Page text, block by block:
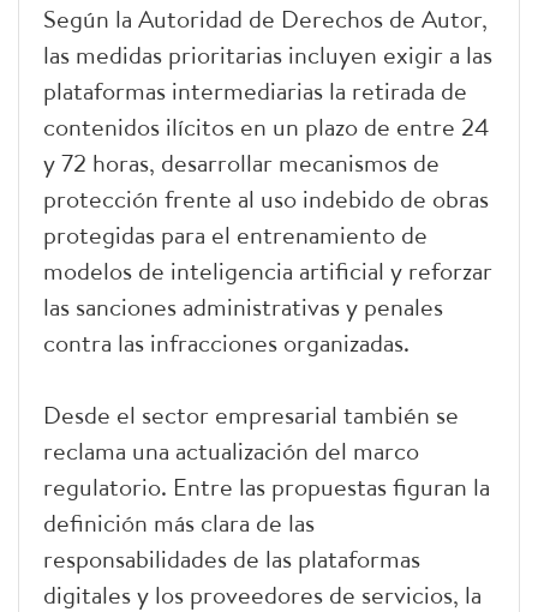
Según la Autoridad de Derechos de Autor,
las medidas prioritarias incluyen exigir a las
plataformas intermediarias la retirada de
contenidos ilícitos en un plazo de entre 24
y 72 horas, desarrollar mecanismos de
protección frente al uso indebido de obras
protegidas para el entrenamiento de
modelos de inteligencia artificial y reforzar
las sanciones administrativas y penales
contra las infracciones organizadas.
Desde el sector empresarial también se
reclama una actualización del marco
regulatorio. Entre las propuestas figuran la
definición más clara de las
responsabilidades de las plataformas
digitales y los proveedores de servicios, la